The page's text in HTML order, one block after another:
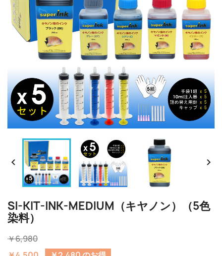
 
SI-KIT-INK-MEDIUM（キヤノン）（5色
染料）
￥6,980